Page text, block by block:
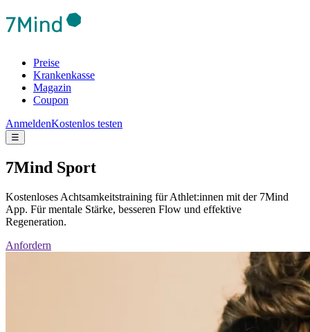
Preise
Krankenkasse
Magazin
Coupon
AnmeldenKostenlos testen
☰
7Mind Sport
Kostenloses Achtsamkeitstraining für Athlet:innen mit der 7Mind
App. Für mentale Stärke, besseren Flow und effektive
Regeneration.
Anfordern